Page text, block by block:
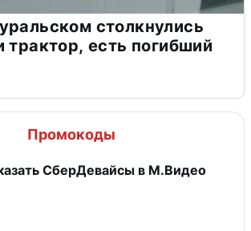
столкнулись
есть погибший
Промокоды
СберДевайсы в М.Видео